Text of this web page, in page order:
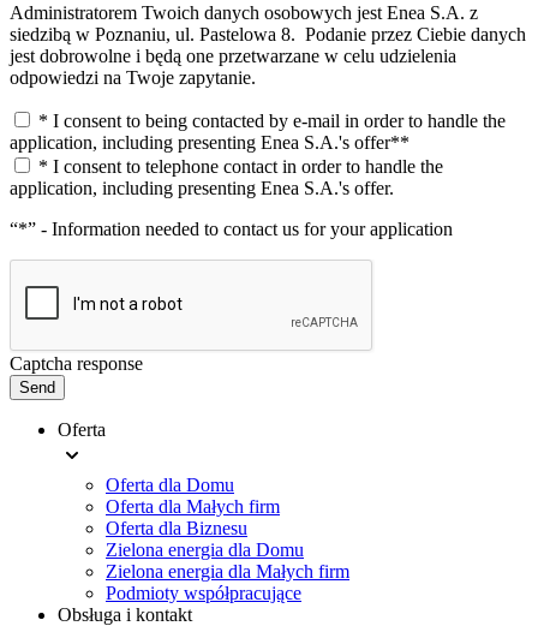
Administratorem Twoich danych osobowych jest Enea S.A. z
siedzibą w Poznaniu, ul. Pastelowa 8. Podanie przez Ciebie danych
jest dobrowolne i będą one przetwarzane w celu udzielenia
odpowiedzi na Twoje zapytanie.
* I consent to being contacted by e-mail in order to handle the
application, including presenting Enea S.A.'s offer**
* I consent to telephone contact in order to handle the
application, including presenting Enea S.A.'s offer.
“*” - Information needed to contact us for your application
Captcha response
Send
Footer
Oferta
Oferta dla Domu
Oferta dla Małych firm
Oferta dla Biznesu
Zielona energia dla Domu
Zielona energia dla Małych firm
Podmioty współpracujące
Obsługa i kontakt